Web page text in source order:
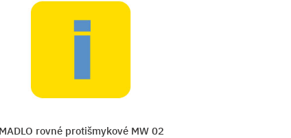
FAZZINI ZVYSOVAC WC